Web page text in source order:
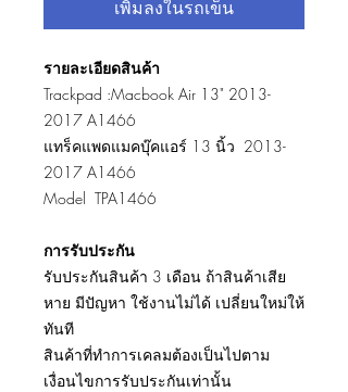
เพิ่มลงในรถเข็น
รายละเอียดสินค้า
Trackpad :Macbook Air 13" 2013-
2017 A1466
แทร็คแพดแมคบุ๊คแอร์ 13 นิ้ว 2013-
2017 A1466
Model TPA1466
การรับประกัน
รับประกันสินค้า 3 เดือน ถ้าสินค้าเสีย
หาย มีปัญหา ใช้งานไม่ได้ เปลี่ยนใหม่ให้
ทันที
สินค้าที่ทำการเคลมต้องเป็นไปตาม
เงื่อนไขการรับประกันเท่านั้น